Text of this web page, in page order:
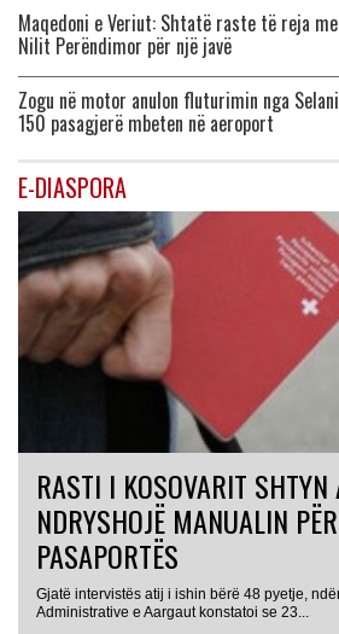
Maqedoni e Veriut: Shtatë raste të reja
Nilit Perëndimor për një javë
Zogu në motor anulon fluturimin nga
150 pasagjerë mbeten në aeroport
E-DIASPORA
RASTI I KOSOVARIT SHTYN
NDRYSHOJË MANUALIN
PASAPORTËS
Gjatë intervistës atij i ishin bërë 48 pyetje,
Administrative e Aargaut konstatoi se 23...